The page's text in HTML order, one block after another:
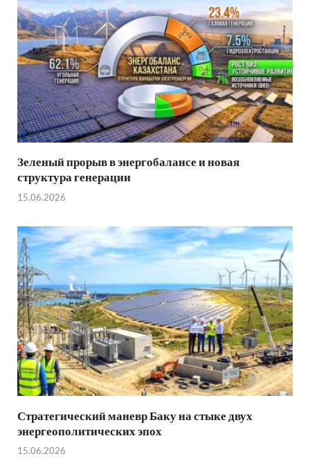
Зеленый прорыв в энергобалансе и новая
структура генерации
15.06.2026
Стратегический маневр Баку на стыке двух
энергеополитических эпох
15.06.2026